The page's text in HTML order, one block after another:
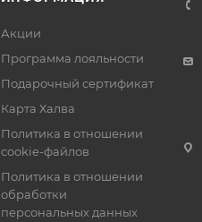
Акции
Программа лояльности
Подарочный сертификат
Карта Халва
Политика в отношении
cookie-файлов
Политика в отношении
обработки
персональных данных